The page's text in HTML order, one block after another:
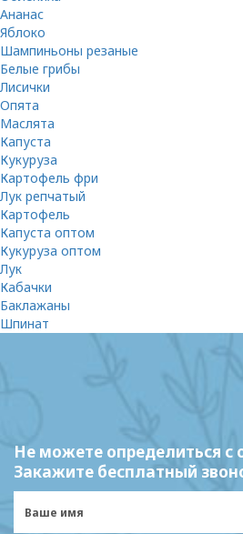
Ананас
Яблоко
Шампиньоны резаные
Белые грибы
Лисички
Опята
Маслята
Капуста
Кукуруза
Картофель фри
Лук репчатый
Картофель
Капуста оптом
Кукуруза оптом
Лук
Кабачки
Баклажаны
Шпинат
Не можете определиться с
Закажите бесплатный